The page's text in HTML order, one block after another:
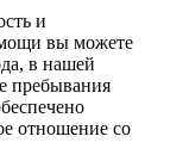
и
вы можете
в нашей
пребывания
отношение со